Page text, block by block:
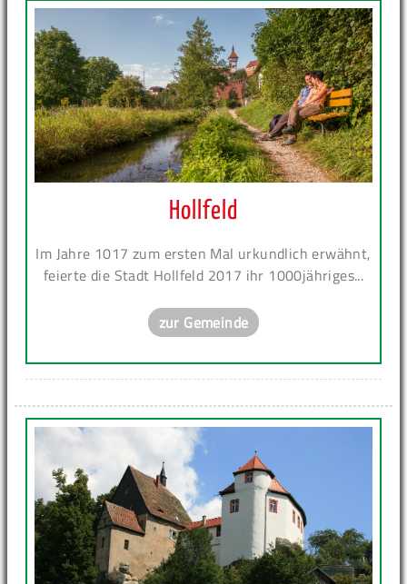
Hollfeld
Im Jahre 1017 zum ersten Mal urkundlich erwähnt,
feierte die Stadt Hollfeld 2017 ihr 1000jähriges...
zur Gemeinde